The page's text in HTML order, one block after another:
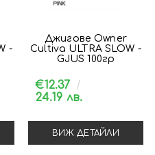
-
Джигове Owner
Cultiva ULTRA SLOW -
GJUS 100гр
€12.37
24.19 лв.
ВИЖ ДЕТАЙЛИ